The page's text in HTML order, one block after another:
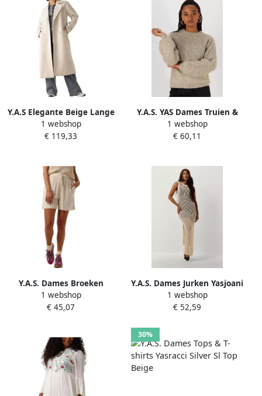
Y.A.S Elegante Beige Lange
Jas voor Vrouwen Beige
Dames
1 webshop
€ 119,33
Y.A.S. YAS Dames Truien &
Vesten Yasbola Ls Knit
Pullover Kit
1 webshop
€ 60,11
Y.A.S. Dames Broeken
Yasbina Hw Shorts Beige
1 webshop
€ 45,07
Y.A.S. Dames Jurken Yasjoani
Sl Ankle Knit Dress Beige
1 webshop
€ 52,59
30%